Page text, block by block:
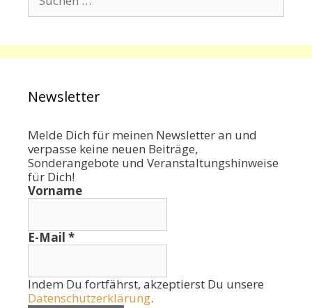
nach:
Newsletter
Melde Dich für meinen Newsletter an und
verpasse keine neuen Beiträge,
Sonderangebote und Veranstaltungshinweise
für Dich!
Vorname
E-Mail *
Indem Du fortfährst, akzeptierst Du unsere
Datenschutzerklärung.